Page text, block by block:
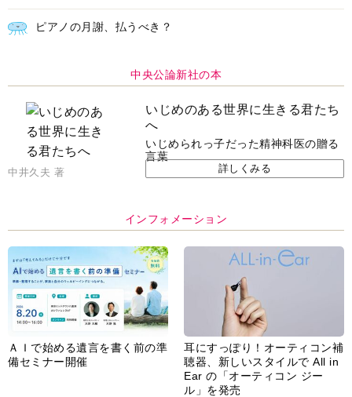
ピアノの月謝、払うべき？
中央公論新社の本
いじめのある世界に生きる君たち
へ
いじめられっ子だった精神科医の贈る
言葉
中井久夫 著 詳しくみる
インフォメーション
ＡＩで始める遺言を書く前の準
備セミナー開催
耳にすっぽり！オーティコン補
聴器、新しいスタイルで All in
Ear の「オーティコン ジー
ル」を発売